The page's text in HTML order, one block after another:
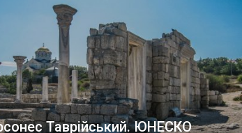
доби. Раритети викрадені з фондів об’єкту
спадщини ЮНЕСКО «Херсонеса Таврійського».
– на виставку «Золото Візантії», але експерти та
в Україні вважають це лише […]
Таврійський. ЮНЕСКО